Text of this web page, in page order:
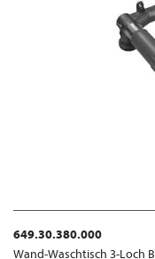
649.30.380.000
Wand-Waschtisch 3-Loch